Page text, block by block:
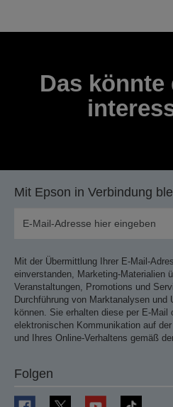
Das könnte
Mit Epson in Verbindung
Mit der Übermittlung Ihrer E-Mail-
einverstanden, Marketing-Materialien
Veranstaltungen, Promotions und
Durchführung von Marktanalysen und
können. Sie erhalten diese per E-Mail
elektronischen Kommunikation auf
und Ihres Online-Verhaltens gemäß
Folgen